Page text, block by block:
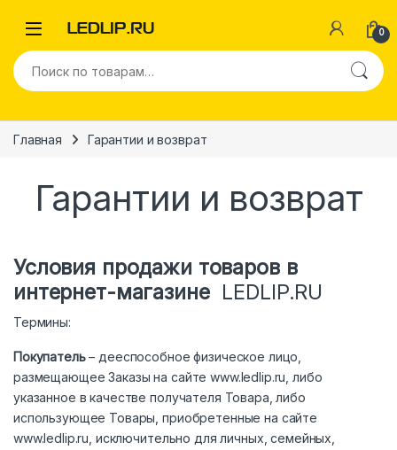
0
Искать:
Главная Гарантии и возврат
Гарантии и возврат
Условия продажи товаров в
интернет-магазине LEDLIP.RU
Термины:
Покупатель– дееспособное физическое лицо,
размещающее Заказы на сайте www.ledlip.ru, либо
указанное в качестве получателя Товара, либо
использующее Товары, приобретенные на сайте
www.ledlip.ru, исключительно для личных, семейных,